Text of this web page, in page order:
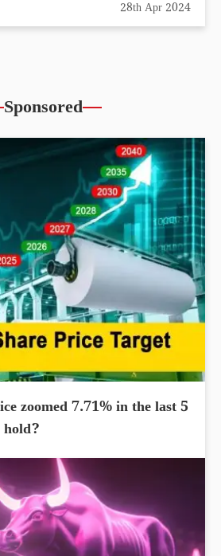
28th Apr 2024
Sponsored
zoomed 7.71% in the last 5
hold?